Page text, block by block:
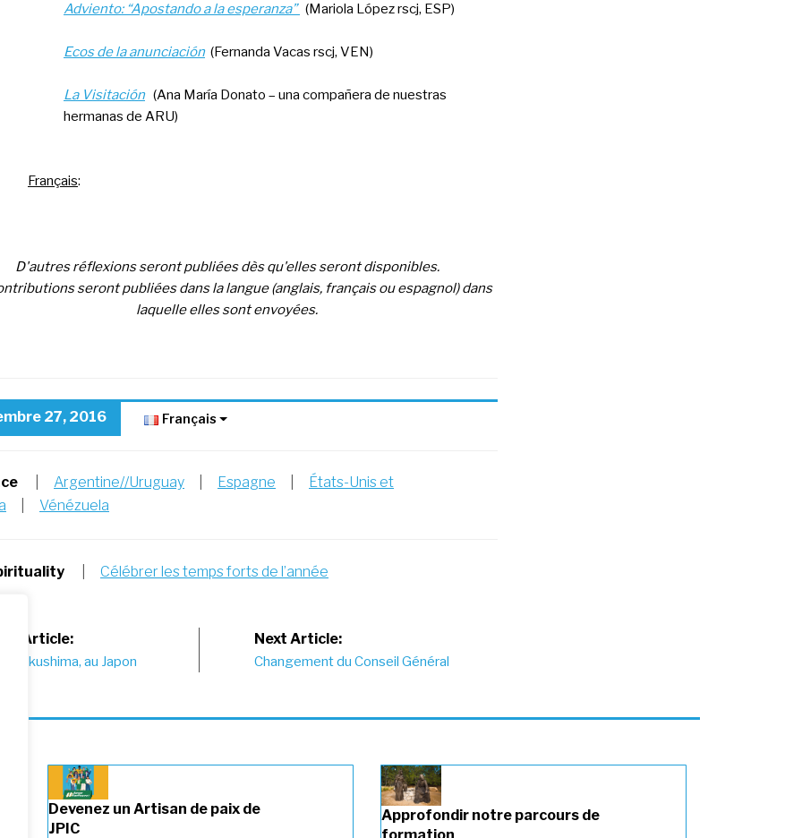
Adviento: “Apostando a la esperanza” (Mariola López rscj, ESP)
Ecos de la anunciación(Fernanda Vacas rscj, VEN)
La Visitación(Ana María Donato – una compañera de nuestras
hermanas de ARU)
Français:
D'autres réflexions seront publiées dès qu'elles seront disponibles.
seront publiées dans la langue (anglais, français ou espagnol) dans
laquelle elles sont envoyées.
27, 2016 Français
Argentine//Uruguay Espagne
États-Unis et
Vénézuela
Célébrer les temps forts de l’année
Article:
à Fukushima, au Japon
Next Article:
Changement du Conseil Général
Devenez un Artisan de paix de
JPIC
Approfondir notre parcours de
formation